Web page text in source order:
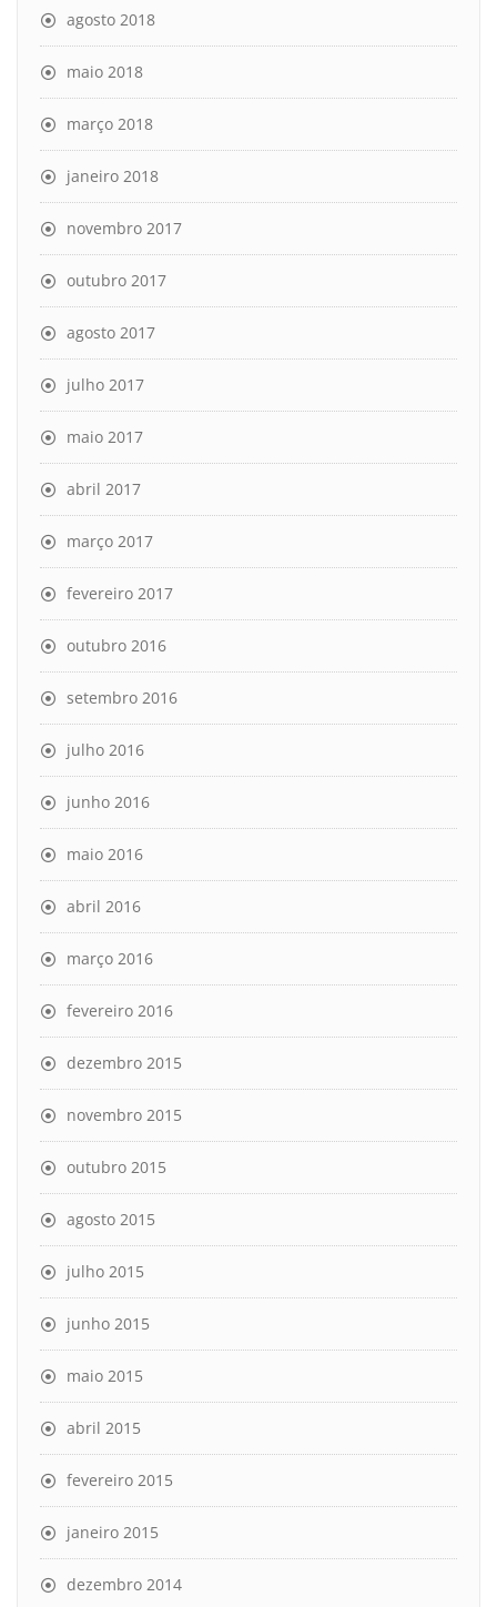
agosto 2018
maio 2018
março 2018
janeiro 2018
novembro 2017
outubro 2017
agosto 2017
julho 2017
maio 2017
abril 2017
março 2017
fevereiro 2017
outubro 2016
setembro 2016
julho 2016
junho 2016
maio 2016
abril 2016
março 2016
fevereiro 2016
dezembro 2015
novembro 2015
outubro 2015
agosto 2015
julho 2015
junho 2015
maio 2015
abril 2015
fevereiro 2015
janeiro 2015
dezembro 2014